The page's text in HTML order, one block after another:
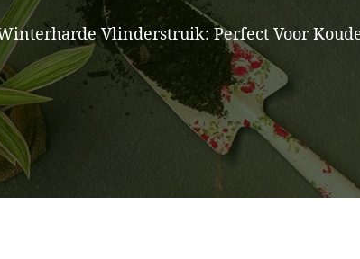
Vlinderstruik: Perfect Voor